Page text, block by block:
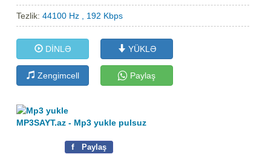
Tezlik:44100 Hz , 192 Kbps
DİNLƏ YÜKLƏ
Zengimcell Paylaş
MP3SAYT.az - Mp3 yukle pulsuz
f Paylaş